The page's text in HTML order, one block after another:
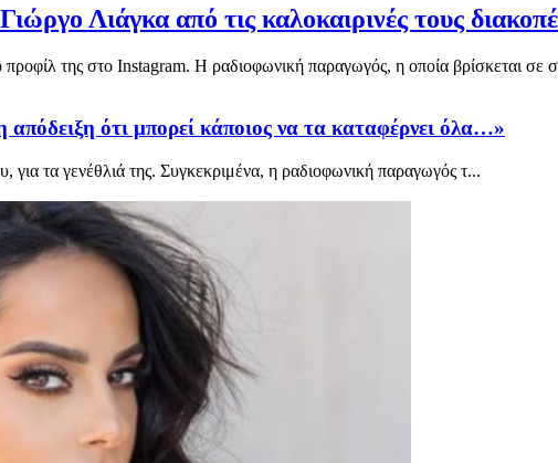
Λιάγκα από τις καλοκαιρινές τους
της στο Instagram. Η ραδιοφωνική παραγωγός, η οποία βρίσκεται σε
ότι μπορεί κάποιος να τα καταφέρνει όλα…»
τα γενέθλιά της. Συγκεκριμένα, η ραδιοφωνική παραγωγός τ...